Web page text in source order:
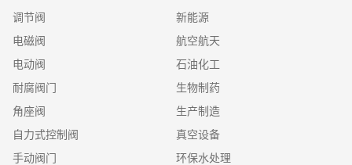
调节阀
电磁阀
电动阀
耐腐阀门
角座阀
自力式控制阀
手动阀门
新能源
航空航天
石油化工
生物制药
生产制造
真空设备
环保水处理